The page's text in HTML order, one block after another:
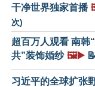
干净世界独家首播
次)
超百万人观看 南韩
共”装饰婚纱 🖼️▶️
习近平的全球扩张